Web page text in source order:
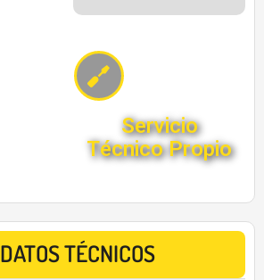
Servicio
Técnico Propio
DATOS TÉCNICOS